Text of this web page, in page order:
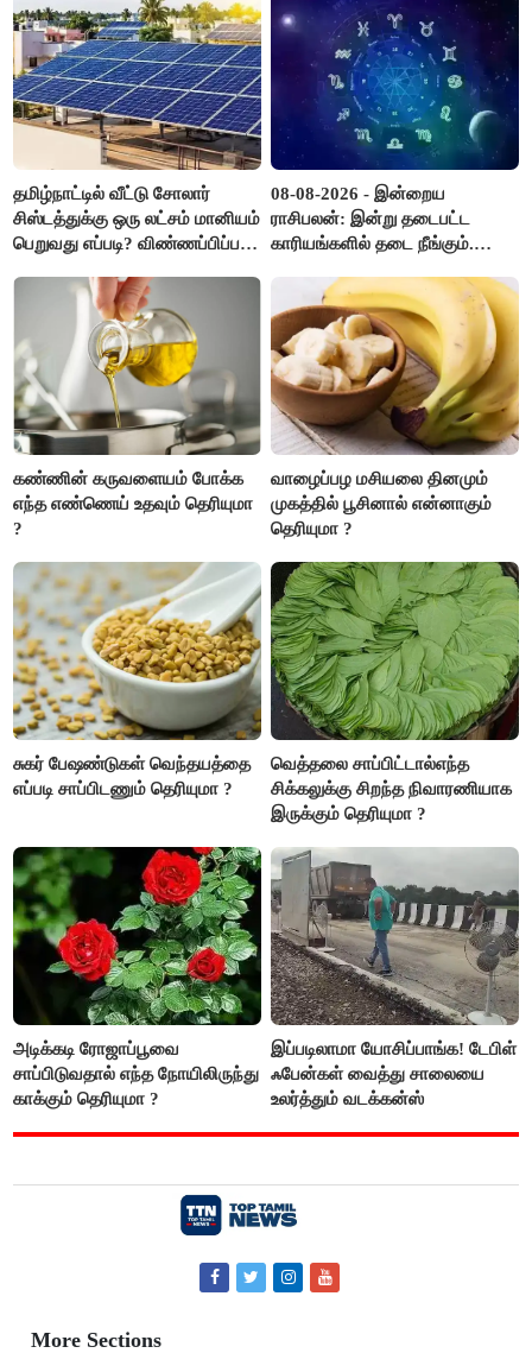
தமிழ்நாட்டில் வீட்டு சோலார்
சிஸ்டத்துக்கு ஒரு லட்சம் மானியம்
பெறுவது எப்படி? விண்ணப்பிப்பது
08-08-2026 - இன்றைய
ராசிபலன்: இன்று தடைபட்ட
காரியங்களில் தடை நீங்கும்.
இருக்கும். ஆன்மீக எண்ணம்
அதிகரிக்கும்..!
கண்ணின் கருவளையம் போக்க
எந்த எண்ணெய் உதவும் தெரியுமா
?
வாழைப்பழ மசியலை தினமும்
முகத்தில் பூசினால் என்னாகும்
தெரியுமா ?
சுகர் பேஷண்டுகள் வெந்தயத்தை
எப்படி சாப்பிடணும் தெரியுமா ?
வெத்தலை சாப்பிட்டால்எந்த
சிக்கலுக்கு சிறந்த நிவாரணியாக
இருக்கும் தெரியுமா ?
அடிக்கடி ரோஜாப்பூவை
சாப்பிடுவதால் எந்த நோயிலிருந்து
காக்கும் தெரியுமா ?
இப்படிலாமா யோசிப்பாங்க! டேபிள்
ஃபேன்கள் வைத்து சாலையை
உலர்த்தும் வடக்கன்ஸ்
More Sections